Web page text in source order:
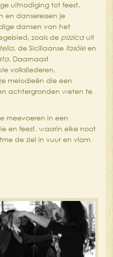
uitnodiging tot feest.
en danseressen je
dansen van het
zoals de pizzica uit
, de Siciliaanse fasòleen
. Daarnaast
volksliederen,
melodieën die een
achtergronden weten te
meevoeren in een
en feest, waarin elke noot
de ziel in vuur en vlam